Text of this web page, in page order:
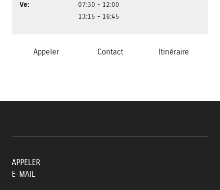
Ve:
07:30 - 12:00
13:15 - 16:45
Appeler Contact Itinéraire
APPELER
E-MAIL